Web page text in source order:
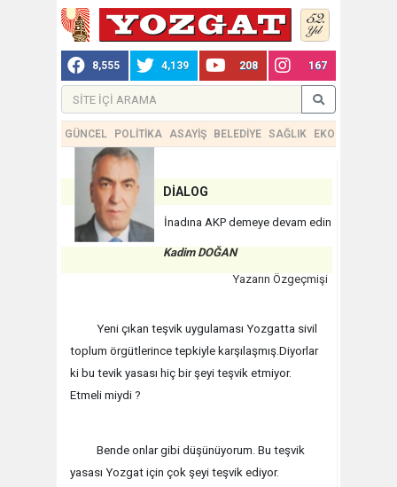
8,555 4,139 208 167
GÜNCEL POLİTİKA ASAYİŞ BELEDİYE SAĞLIK EKONOMİ
DİALOG
İnadına AKP demeye devam edin
Kadim DOĞAN
Yazarın Özgeçmişi
Yeni çıkan teşvik uygulaması Yozgatta sivil
toplum örgütlerince tepkiyle karşılaşmış.Diyorlar
ki bu tevik yasası hiç bir şeyi teşvik etmiyor.
Etmeli miydi ?
Bende onlar gibi düşünüyorum. Bu teşvik
yasası Yozgat için çok şeyi teşvik ediyor.